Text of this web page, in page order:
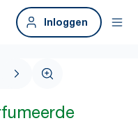
Inloggen